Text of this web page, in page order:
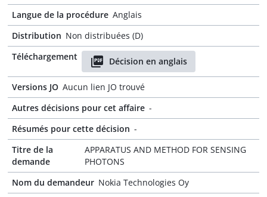
Langue de la procédure Anglais
Distribution Non distribuées (D)
Téléchargement
Décision en anglais
Versions JO Aucun lien JO trouvé
Autres décisions pour cet affaire -
Résumés pour cette décision -
Titre de la
demande
APPARATUS AND METHOD FOR SENSING
PHOTONS
Nom du demandeur Nokia Technologies Oy